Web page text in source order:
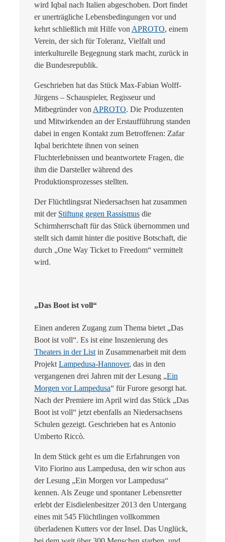
wird Iqbal nach Italien abgeschoben. Dort findet
er unerträgliche Lebensbedingungen vor und
kehrt schließlich mit Hilfe von APROTO, einem
Verein, der sich für Toleranz, Vielfalt und
interkulturelle Begegnung stark macht, zurück in
die Bundesrepublik.
Geschrieben hat das Stück Max-Fabian Wolff-
Jürgens – Schauspieler, Regisseur und
Mitbegründer von APROTO. Die Produzenten
und Mitwirkenden an der Erstaufführung standen
dabei in engen Kontakt zum Betroffenen: Zafar
Iqbal berichtete ihnen von seinen
Fluchterlebnissen und beantwortete Fragen, die
ihm die Darsteller während des
Produktionsprozesses stellten.
Der Flüchtlingsrat Niedersachsen hat zusammen
mit der Stiftung gegen Rassismus die
Schirmherrschaft für das Stück übernommen und
stellt sich damit hinter die positive Botschaft, die
durch „One Way Ticket to Freedom“ vermittelt
wird.
„Das Boot ist voll“
Einen anderen Zugang zum Thema bietet „Das
Boot ist voll“. Es ist eine Inszenierung des
Theaters in der List in Zusammenarbeit mit dem
Projekt Lampedusa-Hannover, das in den
vergangenen drei Jahren mit der Lesung „Ein
Morgen vor Lampedusa“ für Furore gesorgt hat.
Nach der Premiere im April wird das Stück „Das
Boot ist voll“ jetzt ebenfalls an Niedersachsens
Schulen gezeigt. Geschrieben hat es Antonio
Umberto Riccò.
In dem Stück geht es um die Erfahrungen von
Vito Fiorino aus Lampedusa, den wir schon aus
der Lesung „Ein Morgen vor Lampedusa“
kennen. Als Zeuge und spontaner Lebensretter
erlebt der Eisdielenbesitzer 2013 den Untergang
eines mit 545 Flüchtlingen vollkommen
überladenen Kutters vor der Insel. Das Unglück,